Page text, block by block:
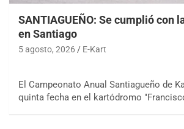
SANTIAGUEÑO: Se cumplió con
en Santiago
5 agosto, 2026 E-Kart
El Campeonato Anual Santiagueño de
quinta fecha en el kartódromo